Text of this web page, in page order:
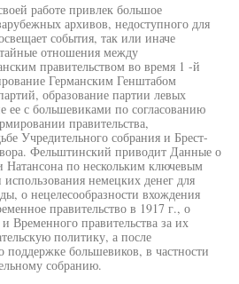
работе привлек большое
архивов, недоступного для
события, так или иначе
отношения между
правительством во время 1 -й
Германским Генштабом
образование партии левых
ее с большевиками по согласованию
правительства,
Учредительного собрания и Брест-
Фельштинский приводит Данные о
по нескольким ключевым
немецких денег для
о нецелесообразности вхождения
правительство в 1917 г., о
Временного правительства за их
политику, а после
поддержке большевиков, в частности
собранию.